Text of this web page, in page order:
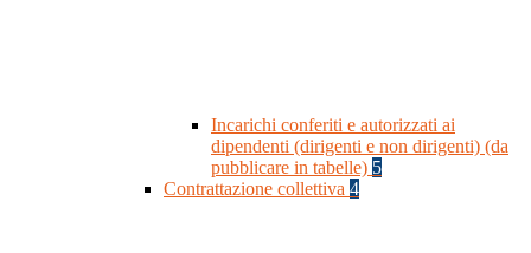
Incarichi conferiti e autorizzati ai
dipendenti (dirigenti e non dirigenti) (da
pubblicare in tabelle) 5
Contrattazione collettiva 4